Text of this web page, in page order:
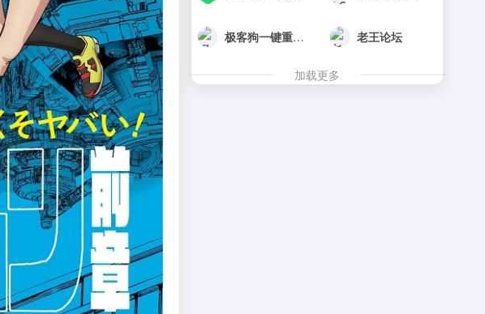
极客狗一键重装系统官网 老王论坛
加载更多